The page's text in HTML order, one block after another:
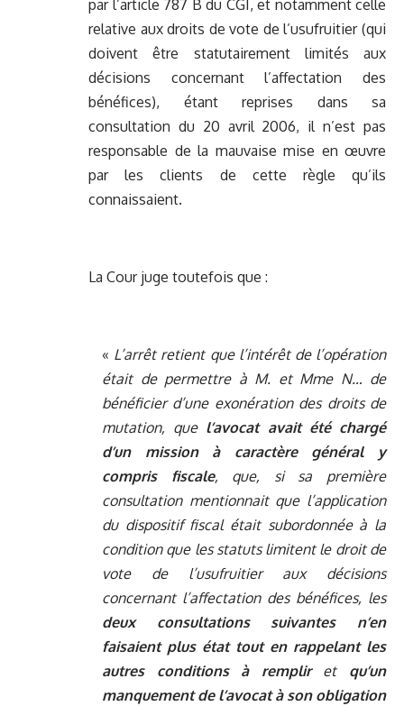
par l’article 787 B du CGI, et notamment celle
relative aux droits de vote de l’usufruitier (qui
doivent être statutairement limités aux
décisions concernant l’affectation des
bénéfices), étant reprises dans sa
consultation du 20 avril 2006, il n’est pas
responsable de la mauvaise mise en œuvre
par les clients de cette règle qu’ils
connaissaient.
La Cour juge toutefois que :
« L’arrêt retient que l’intérêt de l’opération
était de permettre à M. et Mme N… de
bénéficier d’une exonération des droits de
mutation, que l’avocat avait été chargé
d’un mission à caractère général y
compris fiscale, que, si sa première
consultation mentionnait que l’application
du dispositif fiscal était subordonnée à la
condition que les statuts limitent le droit de
vote de l’usufruitier aux décisions
concernant l’affectation des bénéfices, les
deux consultations suivantes n’en
faisaient plus état tout en rappelant les
autres conditions à rempliret qu’un
manquement de l’avocat à son obligation